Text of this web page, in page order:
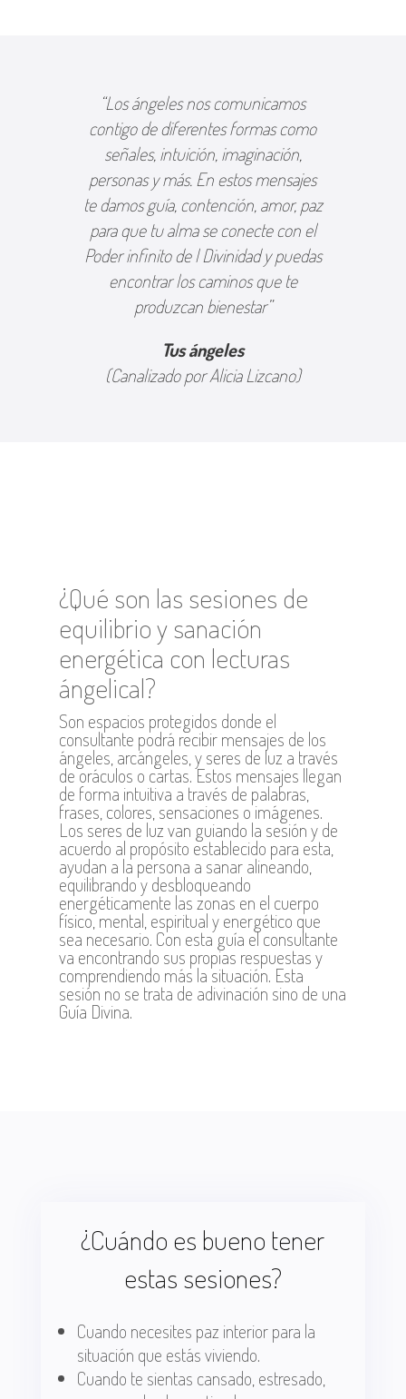
“Los ángeles nos comunicamos
contigo de diferentes formas como
señales, intuición, imaginación,
personas y más. En estos mensajes
te damos guía, contención, amor, paz
para que tu alma se conecte con el
Poder infinito de l Divinidad y puedas
encontrar los caminos que te
produzcan bienestar”
Tus ángeles
(Canalizado por Alicia Lizcano)
¿Qué son las sesiones de
equilibrio y sanación
energética con lecturas
ángelical?
Son espacios protegidos donde el
consultante podrá recibir mensajes de los
ángeles, arcángeles, y seres de luz a través
de oráculos o cartas. Estos mensajes llegan
de forma intuitiva a través de palabras,
frases, colores, sensaciones o imágenes.
Los seres de luz van guiando la sesión y de
acuerdo al propósito establecido para esta,
ayudan a la persona a sanar alineando,
equilibrando y desbloqueando
energéticamente las zonas en el cuerpo
físico, mental, espiritual y energético que
sea necesario. Con esta guía el consultante
va encontrando sus propias respuestas y
comprendiendo más la situación. Esta
sesión no se trata de adivinación sino de una
Guía Divina.
¿Cuándo es bueno tener
estas sesiones?
Cuando necesites paz interior para la
situación que estás viviendo.
Cuando te sientas cansado, estresado,